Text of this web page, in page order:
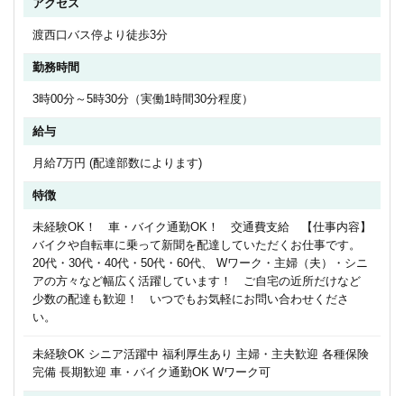
アクセス
渡西口バス停より徒歩3分
勤務時間
3時00分～5時30分（実働1時間30分程度）
給与
月給7万円 (配達部数によります)
特徴
未経験OK！ 車・バイク通勤OK！ 交通費支給 【仕事内容】
バイクや自転車に乗って新聞を配達していただくお仕事です。
20代・30代・40代・50代・60代、 Wワーク・主婦（夫）・シニ
アの方々など幅広く活躍しています！ ご自宅の近所だけなど
少数の配達も歓迎！ いつでもお気軽にお問い合わせくださ
い。
未経験OK シニア活躍中 福利厚生あり 主婦・主夫歓迎 各種保険
完備 長期歓迎 車・バイク通勤OK Wワーク可